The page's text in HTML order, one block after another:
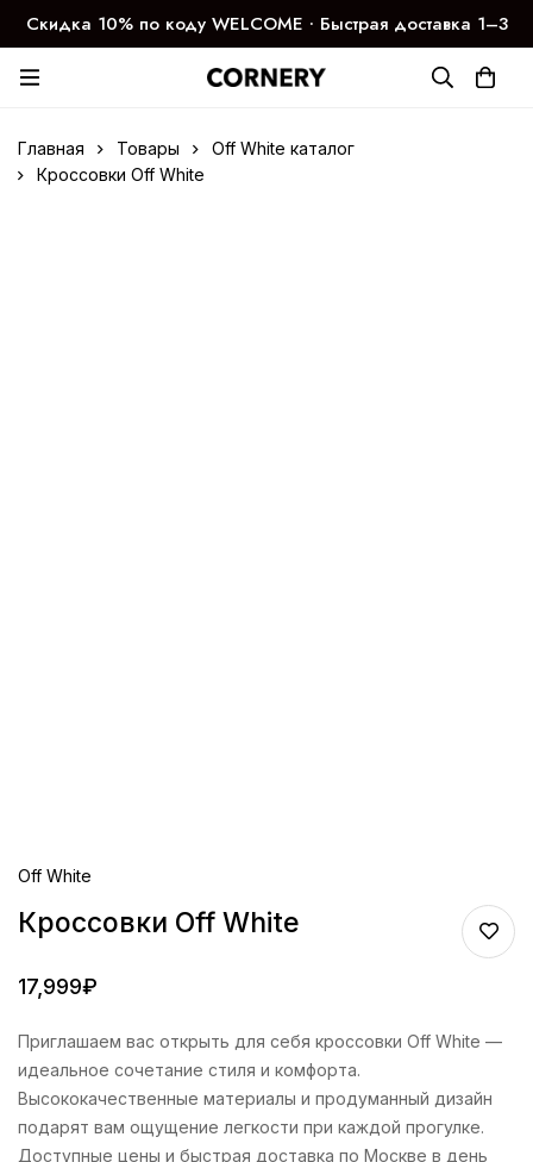
Скидка 10% по коду WELCOME ∙ Быстрая доставка 1–3
дня
Главная Товары
Off White каталог
Кроссовки Off White
Off White
Кроссовки Off White
17,999₽
Приглашаем вас открыть для себя кроссовки Off White —
идеальное сочетание стиля и комфорта.
Высококачественные материалы и продуманный дизайн
подарят вам ощущение легкости при каждой прогулке.
Доступные цены и быстрая доставка по Москве в день